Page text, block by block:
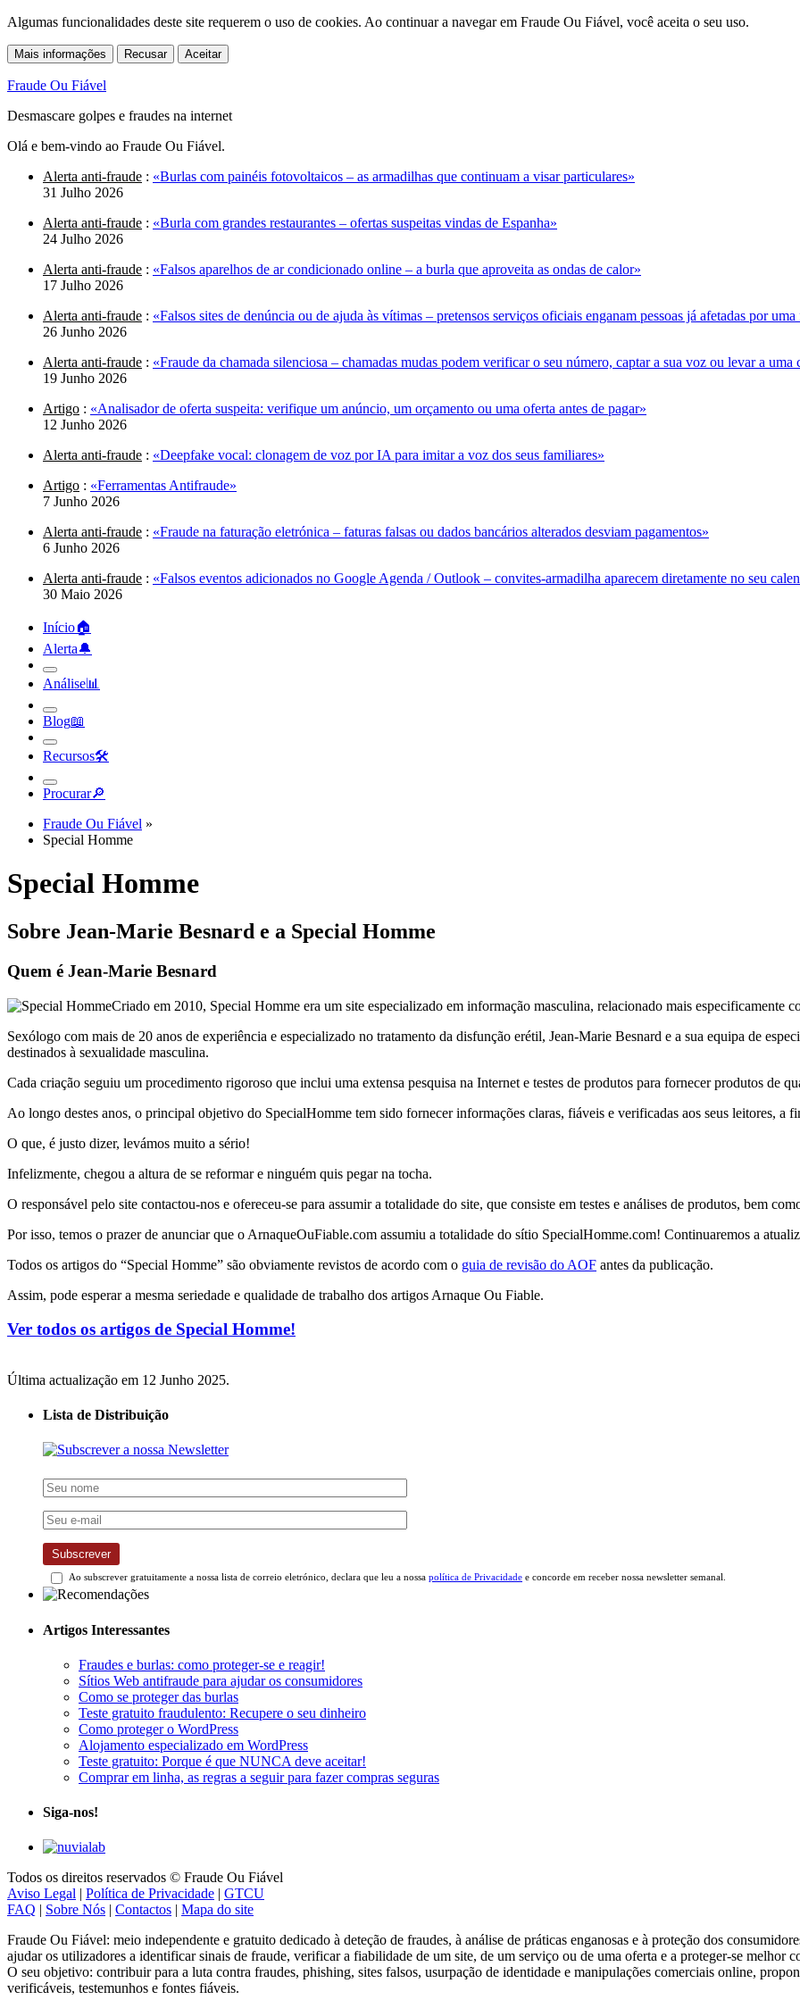
Algumas funcionalidades deste site requerem o uso de cookies. Ao continuar a navegar em Fraude Ou Fiável, você aceita o seu uso.
Mais informações Recusar Aceitar
Fraude Ou Fiável
Desmascare golpes e fraudes na internet
Olá e bem-vindo ao Fraude Ou Fiável.
Alerta anti-fraude : «Burlas com painéis fotovoltaicos – as armadilhas que continuam a visar particulares»
31 Julho 2026
Alerta anti-fraude : «Burla com grandes restaurantes – ofertas suspeitas vindas de Espanha»
24 Julho 2026
Alerta anti-fraude : «Falsos aparelhos de ar condicionado online – a burla que aproveita as ondas de calor»
17 Julho 2026
Alerta anti-fraude : «Falsos sites de denúncia ou de ajuda às vítimas – pretensos serviços oficiais enganam pessoas já afetadas por uma
26 Junho 2026
Alerta anti-fraude : «Fraude da chamada silenciosa – chamadas mudas podem verificar o seu número, captar a sua voz ou levar a uma
19 Junho 2026
Artigo : «Analisador de oferta suspeita: verifique um anúncio, um orçamento ou uma oferta antes de pagar»
12 Junho 2026
Alerta anti-fraude : «Deepfake vocal: clonagem de voz por IA para imitar a voz dos seus familiares»
Artigo : «Ferramentas Antifraude»
7 Junho 2026
Alerta anti-fraude : «Fraude na faturação eletrónica – faturas falsas ou dados bancários alterados desviam pagamentos»
6 Junho 2026
Alerta anti-fraude : «Falsos eventos adicionados no Google Agenda / Outlook – convites-armadilha aparecem diretamente no seu
30 Maio 2026
Início🏠︎
Alerta🔔︎
Análise📊︎
Blog📖︎
Recursos🛠︎
Procurar🔎︎
Fraude Ou Fiável »
Special Homme
Special Homme
Sobre Jean-Marie Besnard e a Special Homme
Quem é Jean-Marie Besnard
Criado em 2010, Special Homme era um site especializado em informação masculina, relacionado mais especificamente
Sexólogo com mais de 20 anos de experiência e especializado no tratamento da disfunção erétil, Jean-Marie Besnard e a sua equipa de
destinados à sexualidade masculina.
Cada criação seguiu um procedimento rigoroso que inclui uma extensa pesquisa na Internet e testes de produtos para fornecer produtos de
Ao longo destes anos, o principal objetivo do SpecialHomme tem sido fornecer informações claras, fiáveis e verificadas aos seus leitores, a
O que, é justo dizer, levámos muito a sério!
Infelizmente, chegou a altura de se reformar e ninguém quis pegar na tocha.
O responsável pelo site contactou-nos e ofereceu-se para assumir a totalidade do site, que consiste em testes e análises de produtos, bem
Por isso, temos o prazer de anunciar que o ArnaqueOuFiable.com assumiu a totalidade do sítio SpecialHomme.com! Continuaremos a
Todos os artigos do “Special Homme” são obviamente revistos de acordo com o guia de revisão do AOF antes da publicação.
Assim, pode esperar a mesma seriedade e qualidade de trabalho dos artigos Arnaque Ou Fiable.
Ver todos os artigos de Special Homme!
Última actualização em 12 Junho 2025.
Lista de Distribuição
Subscrever
Ao subscrever gratuitamente a nossa lista de correio eletrónico, declara que leu a nossa política de Privacidade e concorde em receber nossa newsletter semanal.
Artigos Interessantes
Fraudes e burlas: como proteger-se e reagir!
Sítios Web antifraude para ajudar os consumidores
Como se proteger das burlas
Teste gratuito fraudulento: Recupere o seu dinheiro
Como proteger o WordPress
Alojamento especializado em WordPress
Teste gratuito: Porque é que NUNCA deve aceitar!
Comprar em linha, as regras a seguir para fazer compras seguras
Siga-nos!
Todos os direitos reservados © Fraude Ou Fiável
Aviso Legal
Política de Privacidade
GTCU
FAQ
Sobre Nós Contactos
Mapa do site
Fraude Ou Fiável: meio independente e gratuito dedicado à deteção de fraudes, à análise de práticas enganosas e à proteção dos
ajudar os utilizadores a identificar sinais de fraude, verificar a fiabilidade de um site, de um serviço ou de uma oferta e a proteger-se melhor
O seu objetivo: contribuir para a luta contra fraudes, phishing, sites falsos, usurpação de identidade e manipulações comerciais online,
verificáveis, testemunhos e fontes fiáveis.